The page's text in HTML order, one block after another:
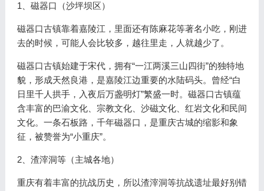
1、磁器口（沙坪坝区）
磁器口古镇靠着嘉陵江，里面还有陈麻花等著名小吃，刚进
去的时候，可能人会比较多，越往里走，人就越少了。
磁器口古镇始建于宋代，拥有“一江两溪三山四街”的独特地
貌，形成天然良港，是嘉陵江边重要的水陆码头。曾经“白
日里千人拱手，入夜后万盏明灯”繁盛一时。磁器口古镇蕴
含丰富的巴渝文化、宗教文化、沙磁文化、红岩文化和民间
文化。一条石板路，千年磁器口，是重庆古城的缩影和象
征，被赞誉为“小重庆”。
2、渣滓洞等（主城各地）
重庆有着丰富的抗战历史，所以渣滓洞等抗战遗址最好别错